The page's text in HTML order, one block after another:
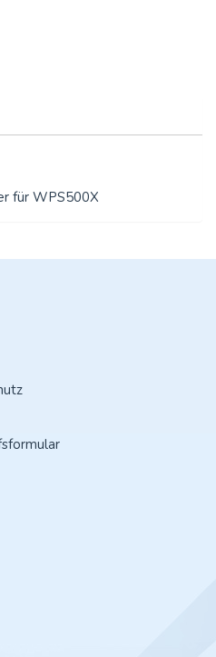
für WPS500X